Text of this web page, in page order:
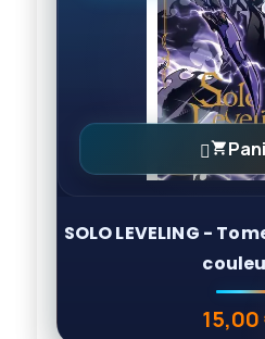

SOLO LEVELING -
15,00